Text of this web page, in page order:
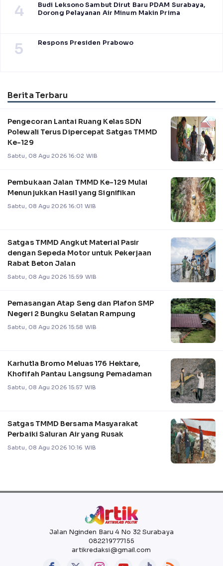
4
Budi Leksono Sambut Dirut Baru PDAM Surabaya,
Dorong Pelayanan Air Minum Makin Prima
5 Respons Presiden Prabowo
Berita Terbaru
Pengecoran Lantai Ruang Kelas SDN
Polewali Terus Dipercepat Satgas TMMD
Ke-129
Sabtu, 08 Agu 2026 16:02 WIB
Pembukaan Jalan TMMD Ke-129 Mulai
Menunjukkan Hasil yang Signifikan
Sabtu, 08 Agu 2026 16:01 WIB
Satgas TMMD Angkut Material Pasir
dengan Sepeda Motor untuk Pekerjaan
Rabat Beton Jalan
Sabtu, 08 Agu 2026 15:59 WIB
Pemasangan Atap Seng dan Plafon SMP
Negeri 2 Bungku Selatan Rampung
Sabtu, 08 Agu 2026 15:58 WIB
Karhutla Bromo Meluas 176 Hektare,
Khofifah Pantau Langsung Pemadaman
Sabtu, 08 Agu 2026 15:57 WIB
Satgas TMMD Bersama Masyarakat
Perbaiki Saluran Air yang Rusak
Sabtu, 08 Agu 2026 10:16 WIB
Jalan Nginden Baru 4 No 32 Surabaya
082219777155
artikredaksi@gmail.com